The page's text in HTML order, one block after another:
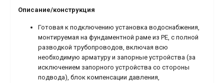
Описание/конструкция
Готовая к подключению установка водоснабжения,
монтируемая на фундаментной раме из PE, с полной
разводкой трубопроводов, включая всю
необходимую арматуру и запорные устройства (за
исключением запорного устройства со стороны
подвода), блок компенсации давления,